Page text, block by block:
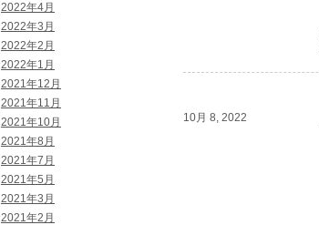
2022年4月
2022年3月
2022年2月
2022年1月
2021年12月
2021年11月
2021年10月
2021年8月
2021年7月
2021年5月
2021年3月
2021年2月
10月 8, 2022